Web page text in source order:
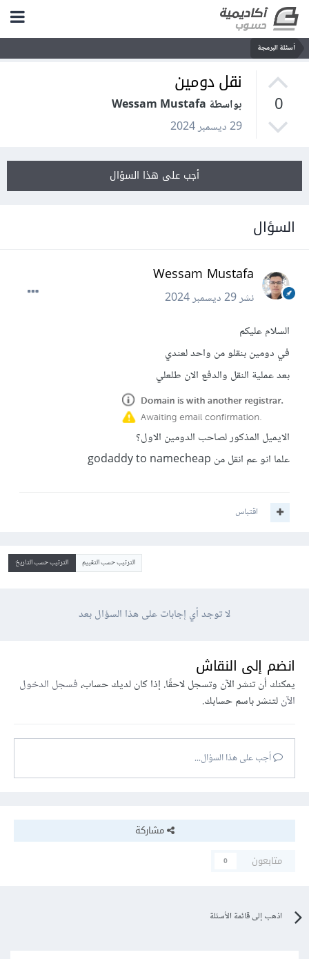
أسئلة البرمجة
0
نقل دومين
بواسطة Wessam Mustafa
29 ديسمبر 2024
أجب على هذا السؤال
السؤال
Wessam Mustafa
نشر29 ديسمبر 2024
السلام عليكم
في دومين بنقلو من واحد لعندي
بعد عملية النقل والدفع الان طلعلي
الايميل المذكور لصاحب الدومين الاول؟
علما انو عم انقل من godaddy to namecheap
اقتباس
الترتيب حسب التقييم الترتيب حسب التاريخ
لا توجد أي إجابات على هذا السؤال بعد
انضم إلى النقاش
يمكنك أن تنشر الآن وتسجل لاحقًا. إذا كان لديك حساب،فسجل الدخول
الآنلتنشر باسم حسابك.
أجب على هذا السؤال...
مشاركة
متابعون
0
اذهب إلى قائمة الأسئلة